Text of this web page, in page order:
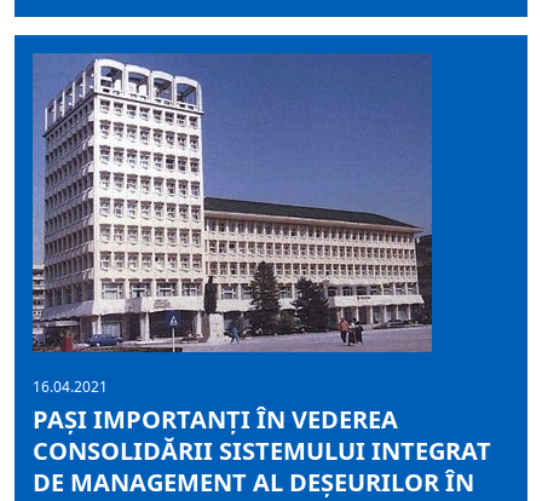
16.04.2021
PAȘI IMPORTANȚI ÎN VEDEREA
CONSOLIDĂRII SISTEMULUI INTEGRAT
DE MANAGEMENT AL DEȘEURILOR ÎN